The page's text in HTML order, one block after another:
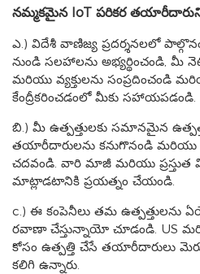
నమ్మకమైన IoT పరికర
ఎ.) విదేశీ వాణిజ్య ప్రదర్శనలలో
నుండి సలహాలను అభ్యర్థించండి, మీ
మరియు వ్యక్తులను సంప్రదించండి
కేంద్రీకరించడంలో మీకు సహాయపడండి.
బి.) మీ ఉత్పత్తులకు సమానమైన
తయారీదారులను కనుగొనండి మరియు
చదవండి. వారి మాజీ మరియు
మాట్లాడటానికి ప్రయత్నం చేయండి.
c.) ఈ కంపెనీలు తమ ఉత్పత్తులను
రవాణా చేస్తున్నాయో చూడండి. US
కోసం ఉత్పత్తి చేసే తయారీదారులు
కలిగి ఉన్నారు.